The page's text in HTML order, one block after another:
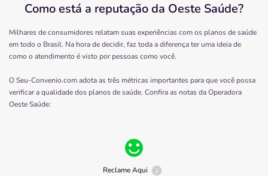
Como está a reputação da Oeste Saúde?
Milhares de consumidores relatam suas experiências com os planos de saúde
em todo o Brasil. Na hora de decidir, faz toda a diferença ter uma ideia de
como o atendimento é visto por pessoas como você.
O Seu-Convenio.com adota as três métricas importantes para que você possa
verificar a qualidade dos planos de saúde. Confira as notas da Operadora
Oeste Saúde:
Reclame Aqui